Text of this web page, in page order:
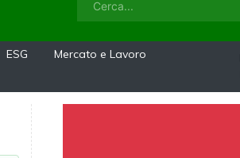
ESG
Mercato e Lavoro